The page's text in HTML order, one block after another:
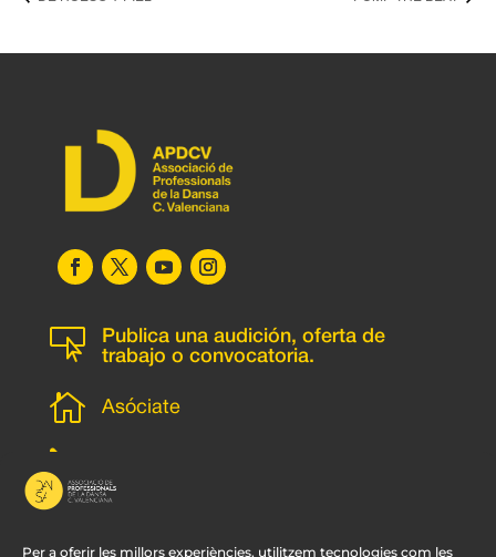
Per a oferir les millors experiències, utilitzem tecnologies com les

Publica una audición, oferta de
trabajo o convocatoria.
 Asóciate
l